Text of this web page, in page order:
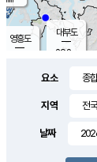
영흥도
대부도
29.8
요소
지역
날짜